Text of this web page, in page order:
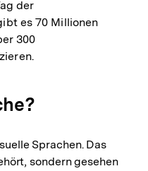
der
es 70 Millionen
300
Sprachen. Das
sondern gesehen